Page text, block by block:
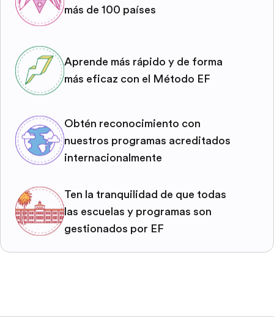
más de 100 países
Aprende más rápido y de forma
más eficaz con el Método EF
Obtén reconocimiento con
nuestros programas acreditados
internacionalmente
Ten la tranquilidad de que todas
las escuelas y programas son
gestionados por EF